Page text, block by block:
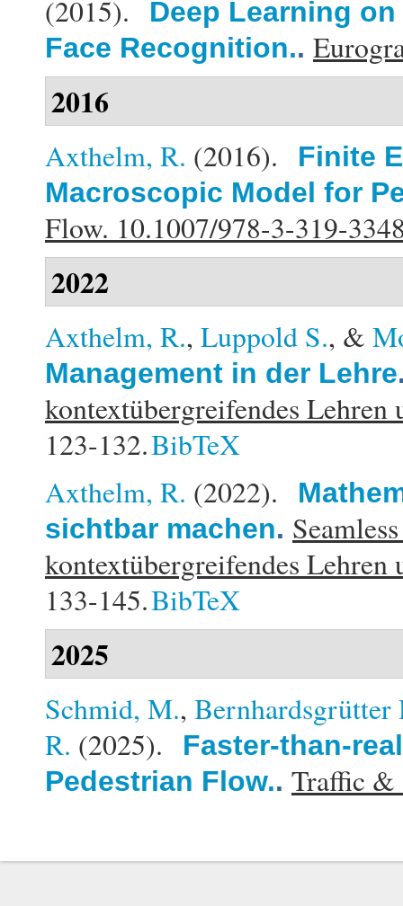
(2015).
Deep Learning
Face Recognition..
2016
Axthelm, R. (2016).
Finite
Macroscopic Model for
Flow. 10.1007/978-3-319-
2022
Axthelm, R., Luppold S., &
Management in der Lehre
kontextübergreifendes
123-132.BibTeX
Axthelm, R. (2022).
sichtbar machen.
kontextübergreifendes
133-145.BibTeX
2025
Schmid, M., Bernhardsgrütter
R. (2025).
Faster-than-
Pedestrian Flow.. Traffic